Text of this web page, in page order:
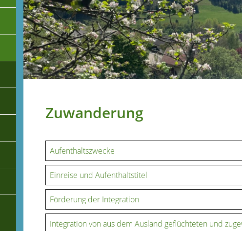
Zuwanderung
Aufenthaltszwecke
Einreise und Aufenthaltstitel
Förderung der Integration
Integration von aus dem Ausland geflüchteten und